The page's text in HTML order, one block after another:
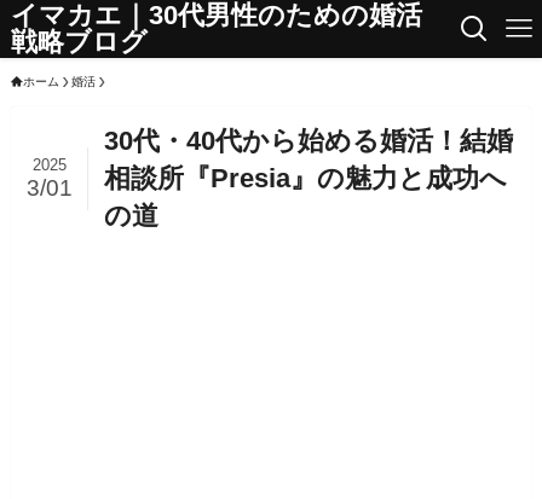
イマカエ｜30代男性のための婚活
戦略ブログ
ホーム 婚活
30代・40代から始める婚活！結婚
相談所『Presia』の魅力と成功へ
の道
2025
3/01